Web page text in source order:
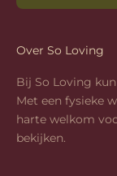
Over So Loving
Bij So Loving
Met een fysieke
harte welkom
bekijken.